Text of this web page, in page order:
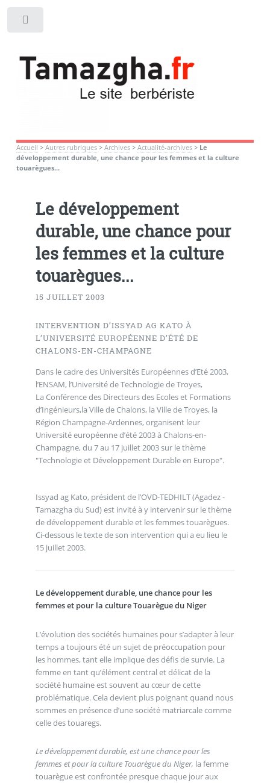
Accueil > Autres rubriques> Archives> Actualité-archives> Le
développement durable, une chance pour les femmes et la culture
touarègues...
Le développement
durable, une chance pour
les femmes et la culture
touarègues...
15 JUILLET 2003
INTERVENTION D’ISSYAD AG KATO À
L’UNIVERSITÉ EUROPÉENNE D’ÉTÉ DE
CHALONS-EN-CHAMPAGNE
Dans le cadre des Universités Européennes d’Eté 2003,
l’ENSAM, l’Université de Technologie de Troyes,
La Conférence des Directeurs des Ecoles et Formations
d’Ingénieurs,la Ville de Chalons, la Ville de Troyes, la
Région Champagne-Ardennes, organisent leur
Université européenne d’été 2003 à Chalons-en-
Champagne, du 7 au 17 juillet 2003 sur le thème
"Technologie et Développement Durable en Europe".
Issyad ag Kato, président de l’OVD-TEDHILT (Agadez -
Tamazgha du Sud) est invité à y intervenir sur le thème
de développement durable et les femmes touarègues.
Ci-dessous le texte de son intervention qui a eu lieu le
15 juillet 2003.
Le développement durable, une chance pour les
femmes et pour la culture Touarègue du Niger
L’évolution des sociétés humaines pour s’adapter à leur
temps a toujours été un sujet de préoccupation pour
les hommes, tant elle implique des défis de survie. La
femme en tant qu’élément central et délicat de la
société humaine est souvent au cœur de cette
problématique. Cela devient plus poignant quand nous
sommes en présence d’une société matriarcale comme
celle des touaregs.
Le développement durable, est une chance pour les
femmes et pour la culture Touarègue du Niger, la femme
touarègue est confrontée presque chaque jour aux